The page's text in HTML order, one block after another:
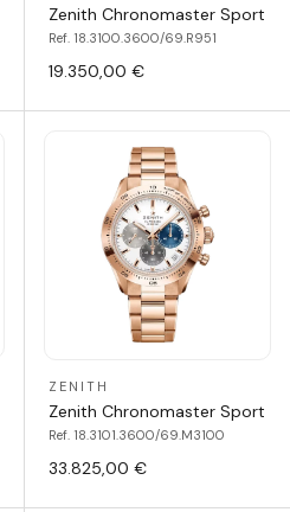
Zenith Chronomaster Sport
Ref. 18.3100.3600/69.R951
19.350,00 €
ZENITH
Zenith Chronomaster Sport
Ref. 18.3101.3600/69.M3100
33.825,00 €